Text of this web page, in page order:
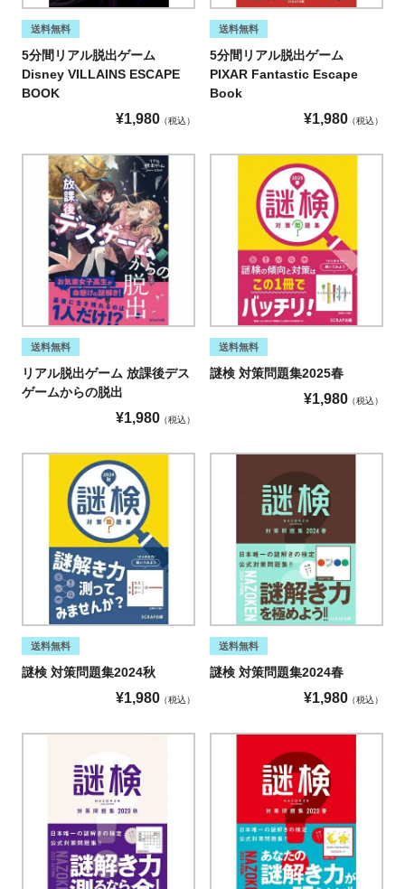
送料無料
5分間リアル脱出ゲーム
Disney VILLAINS ESCAPE
BOOK
¥1,980 税込
送料無料
5分間リアル脱出ゲーム
PIXAR Fantastic Escape
Book
¥1,980 税込
送料無料
リアル脱出ゲーム 放課後デス
ゲームからの脱出
¥1,980 税込
送料無料
謎検 対策問題集2025春
¥1,980 税込
送料無料
謎検 対策問題集2024秋
¥1,980 税込
送料無料
謎検 対策問題集2024春
¥1,980 税込